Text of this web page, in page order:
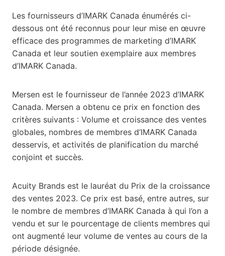
Les fournisseurs d’IMARK Canada énumérés ci-
dessous ont été reconnus pour leur mise en œuvre
efficace des programmes de marketing d’IMARK
Canada et leur soutien exemplaire aux membres
d’IMARK Canada.
Mersen est le fournisseur de l’année 2023 d’IMARK
Canada. Mersen a obtenu ce prix en fonction des
critères suivants : Volume et croissance des ventes
globales, nombres de membres d’IMARK Canada
desservis, et activités de planification du marché
conjoint et succès.
Acuity Brands est le lauréat du Prix de la croissance
des ventes 2023. Ce prix est basé, entre autres, sur
le nombre de membres d’IMARK Canada à qui l’on a
vendu et sur le pourcentage de clients membres qui
ont augmenté leur volume de ventes au cours de la
période désignée.